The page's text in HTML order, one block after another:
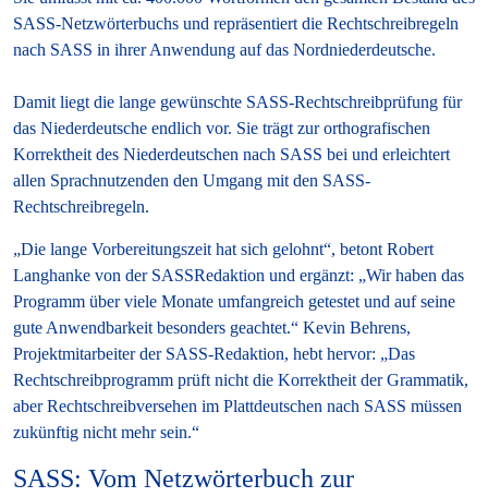
SASS-Netzwörterbuchs und repräsentiert die Rechtschreibregeln
nach SASS in ihrer Anwendung auf das Nordniederdeutsche.
Damit liegt die lange gewünschte SASS-Rechtschreibprüfung für
das Niederdeutsche endlich vor. Sie trägt zur orthografischen
Korrektheit des Niederdeutschen nach SASS bei und erleichtert
allen Sprachnutzenden den Umgang mit den SASS-
Rechtschreibregeln.
„Die lange Vorbereitungszeit hat sich gelohnt“, betont Robert
Langhanke von der SASSRedaktion und ergänzt: „Wir haben das
Programm über viele Monate umfangreich getestet und auf seine
gute Anwendbarkeit besonders geachtet.“ Kevin Behrens,
Projektmitarbeiter der SASS-Redaktion, hebt hervor: „Das
Rechtschreibprogramm prüft nicht die Korrektheit der Grammatik,
aber Rechtschreibversehen im Plattdeutschen nach SASS müssen
zukünftig nicht mehr sein.“
SASS: Vom Netzwörterbuch zur